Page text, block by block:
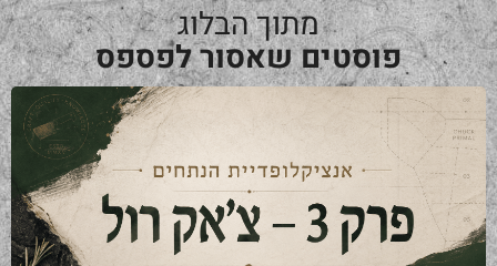
מתוך הבלוג
פוסטים שאסור לפספס